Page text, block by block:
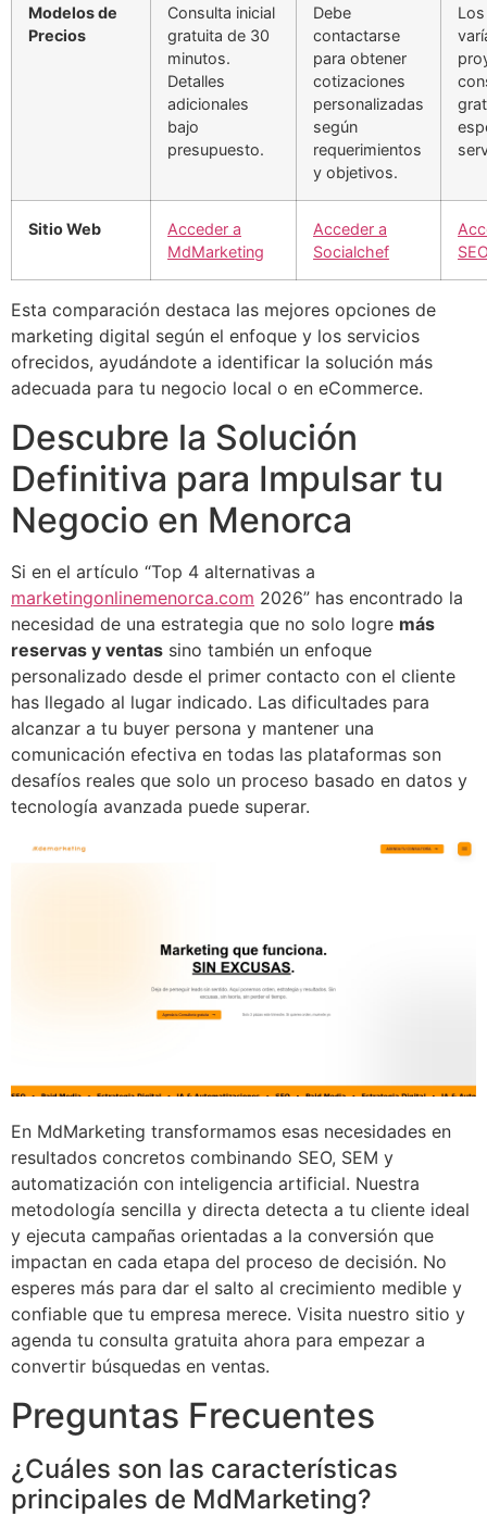
Modelos de
Precios
Consulta inicial
gratuita de 30
minutos.
Detalles
adicionales
bajo
presupuesto.
Debe
contactarse
para obtener
cotizaciones
personalizadas
según
requerimientos
y objetivos.
Sitio Web
Acceder a
MdMarketing
Acceder a
Socialchef
Esta comparación destaca las mejores opciones de
marketing digital según el enfoque y los servicios
ofrecidos, ayudándote a identificar la solución más
adecuada para tu negocio local o en eCommerce.
Descubre la Solución
Definitiva para Impulsar tu
Negocio en Menorca
Si en el artículo “Top 4 alternativas a
marketingonlinemenorca.com 2026” has encontrado la
necesidad de una estrategia que no solo logre más
reservas y ventas sino también un enfoque
personalizado desde el primer contacto con el cliente
has llegado al lugar indicado. Las dificultades para
alcanzar a tu buyer persona y mantener una
comunicación efectiva en todas las plataformas son
desafíos reales que solo un proceso basado en datos y
tecnología avanzada puede superar.
En MdMarketing transformamos esas necesidades en
resultados concretos combinando SEO, SEM y
automatización con inteligencia artificial. Nuestra
metodología sencilla y directa detecta a tu cliente ideal
y ejecuta campañas orientadas a la conversión que
impactan en cada etapa del proceso de decisión. No
esperes más para dar el salto al crecimiento medible y
confiable que tu empresa merece. Visita nuestro sitio y
agenda tu consulta gratuita ahora para empezar a
convertir búsquedas en ventas.
Preguntas Frecuentes
¿Cuáles son las características
principales de MdMarketing?